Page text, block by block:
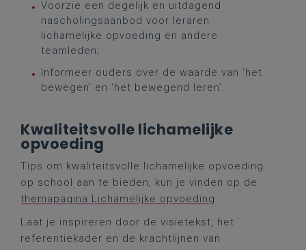
Voorzie een degelijk en uitdagend
nascholingsaanbod voor leraren
lichamelijke opvoeding en andere
teamleden;
Informeer ouders over de waarde van ‘het
bewegen’ en ‘het bewegend leren’.
Kwaliteitsvolle lichamelijke
opvoeding
Tips om kwaliteitsvolle lichamelijke opvoeding
op school aan te bieden, kun je vinden op de
themapagina Lichamelijke opvoeding.
Laat je inspireren door de visietekst, het
referentiekader en de krachtlijnen van